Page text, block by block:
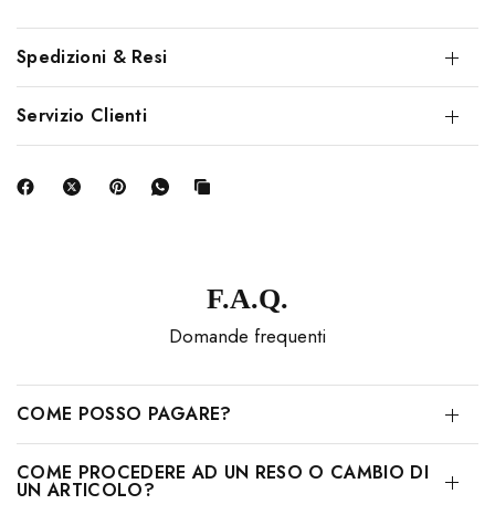
Spedizioni & Resi
Servizio Clienti
F.A.Q.
Domande frequenti
COME POSSO PAGARE?
COME PROCEDERE AD UN RESO O CAMBIO DI
UN ARTICOLO?